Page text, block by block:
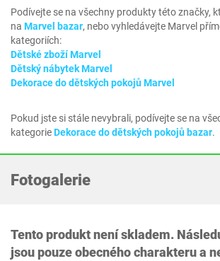
Podívejte se na všechny produkty této značky,
na Marvel bazar, nebo vyhledávejte Marvel
kategoriích:
Dětské zboží Marvel
Dětský nábytek Marvel
Dekorace do dětských pokojů Marvel
Pokud jste si stále nevybrali, podívejte se na
kategorieDekorace do dětských pokojů bazar.
Fotogalerie
Tento produkt není skladem.
jsou pouze obecného charakteru a